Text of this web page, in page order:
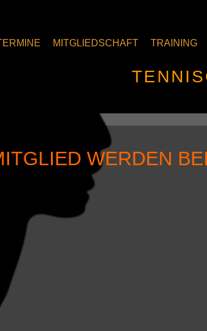
MITGLIEDSCHAFT TRAINING
WERDEN